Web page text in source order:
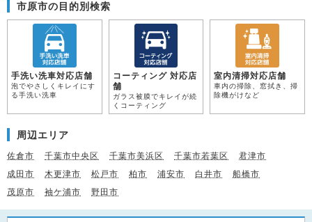
市原市の目的別検索
手洗い洗車対応店舗
泡でやさしくキレイにす
る手洗い洗車
コーティング 対応店
舗
ガラス被膜でキレイが続
くコーティング
室内清掃対応店舗
車内の掃除、窓拭き、掃
除機がけなど
周辺エリア
佐倉市 千葉市中央区 千葉市美浜区 千葉市若葉区
君津市
成田市
木更津市 松戸市 柏市 浦安市 白井市
船橋市
茂原市
袖ケ浦市 野田市